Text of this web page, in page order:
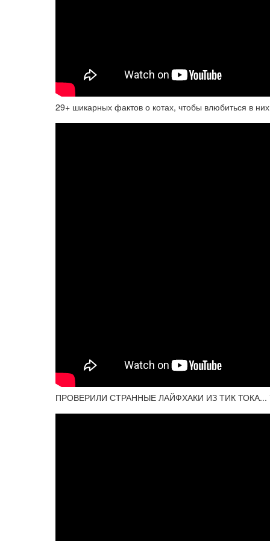
29+ шикарных фактов о котах, чтобы влюбиться в
ПРОВЕРИЛИ СТРАННЫЕ ЛАЙФХАКИ ИЗ ТИК ТОКА...